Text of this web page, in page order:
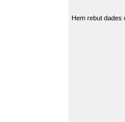
Hem rebut dades